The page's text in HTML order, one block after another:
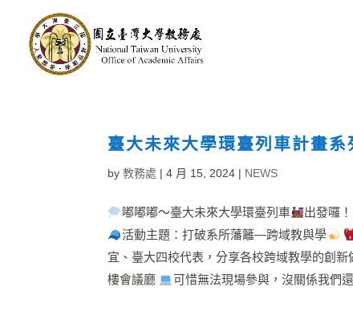
臺大未來大學環臺列車計畫
by教務處 |4 月 15, 2024 | NEWS
嘟嘟嘟～臺大未來大學環臺列車 出發囉
活動主題：打破系所藩籬—跨域教與學
宜、臺大四校代表，分享各校跨域教學的創新
樓會議廳
可惜無法現場參與，沒關係我們